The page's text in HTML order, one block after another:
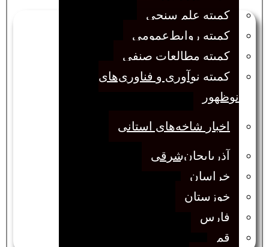
کمیته علم سنجی
کمیته روابط‌عمومی
کمیته مطالعات صنفی
کمیته نوآوری و فناوری‌های
نوظهور
اخبار شاخه‌های استانی
آذربایجان‌شرقی
خراسان
خوزستان
فارس
قم